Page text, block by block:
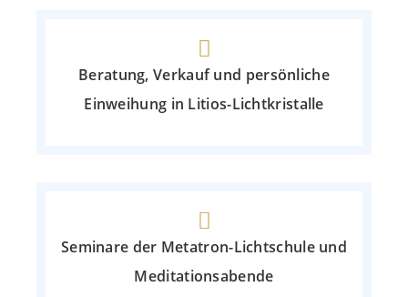
Beratung, Verkauf und persönliche
Einweihung in Litios-Lichtkristalle
Seminare der Metatron-Lichtschule und
Meditationsabende